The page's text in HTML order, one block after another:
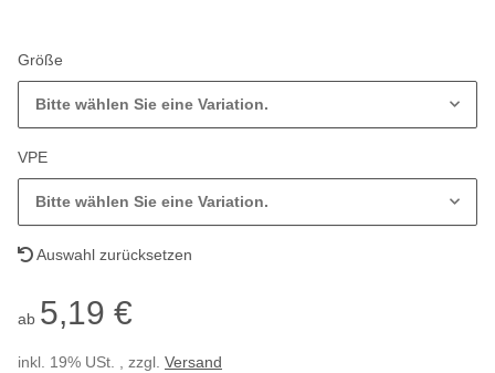
Größe
Bitte wählen Sie eine Variation.
VPE
Bitte wählen Sie eine Variation.
Auswahl zurücksetzen
ab 5,19 €
inkl. 19% USt. , zzgl. Versand